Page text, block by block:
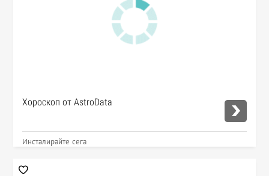
Хороскоп от AstroData
Инсталирайте сега